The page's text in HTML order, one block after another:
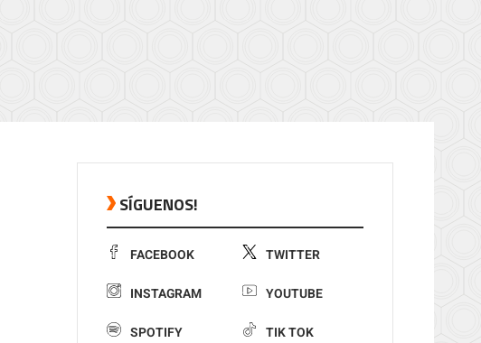
SÍGUENOS!
FACEBOOK TWITTER
INSTAGRAM YOUTUBE
SPOTIFY TIK TOK